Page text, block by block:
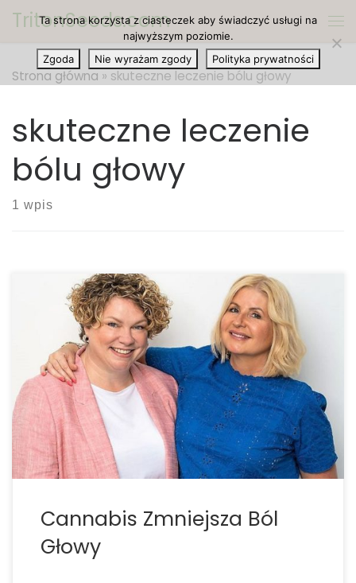
Przejdź do treści
TritonSeeds.com
Strona główna » skuteczne leczenie bólu głowy
skuteczne leczenie
bólu głowy
1 wpis
Cannabis zmniejsza ból głowy oraz migreny o
prawie połowę. Według ostatnich badań
prowadzonych przez Carrie Cuttler, asystentkę
profesora psychologii na Uniwersytecie Stanowym
Waszyngton, inhalowane cannabis zmniejsza
nasilenie bólu głowy o 47,3% oraz migreny o 49,6%.
Badanie, opublikowane niedawno online w […]
Cannabis Zmniejsza Ból
Głowy
Ta strona korzysta z ciasteczek aby świadczyć usługi na
najwyższym poziomie.
Zgoda
Nie wyrażam zgody Polityka prywatności